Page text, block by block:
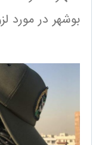
بوشهر در مورد